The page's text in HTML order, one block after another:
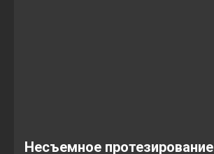
Несъемное протезирование